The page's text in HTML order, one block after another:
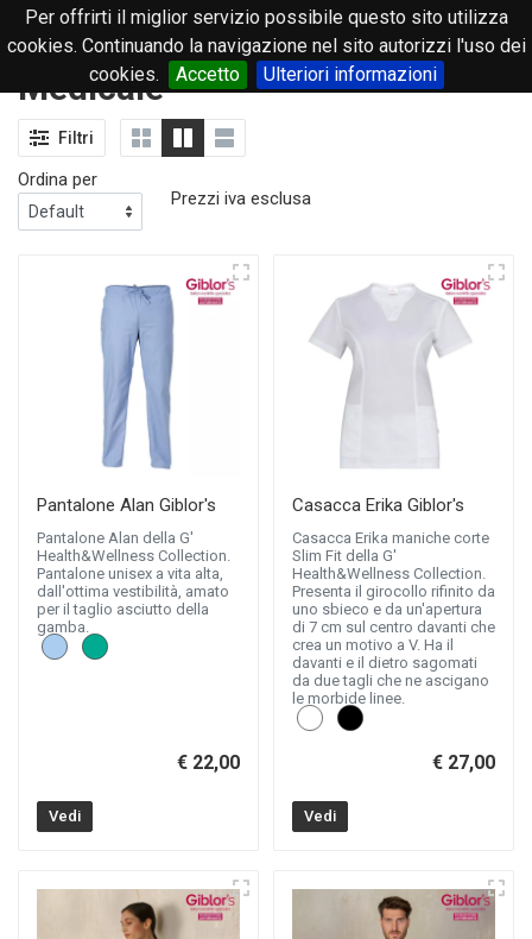
Per offrirti il miglior servizio possibile questo sito utilizza
cookies. Continuando la navigazione nel sito autorizzi l'uso dei
cookies.
Accetto Ulteriori informazioni
0
Medicale
Filtri
Ordina per
Prezzi iva esclusa
Pantalone Alan Giblor's
Pantalone Alan della G'
Health&Wellness Collection.
Pantalone unisex a vita alta,
dall'ottima vestibilità, amato
per il taglio asciutto della
gamba.
€ 22,00
Vedi
Casacca Erika Giblor's
Casacca Erika maniche corte
Slim Fit della G'
Health&Wellness Collection.
Presenta il girocollo rifinito da
uno sbieco e da un'apertura
di 7 cm sul centro davanti che
crea un motivo a V. Ha il
davanti e il dietro sagomati
da due tagli che ne ascigano
le morbide linee.
€ 27,00
Vedi